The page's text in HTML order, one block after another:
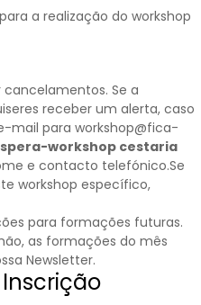
a realização do workshop
Se a
receber um alerta, caso
mail para workshop@fica-
workshop cestaria
e contacto telefónico.Se
workshop específico,
para formações futuras.
as formações do mês
Newsletter.